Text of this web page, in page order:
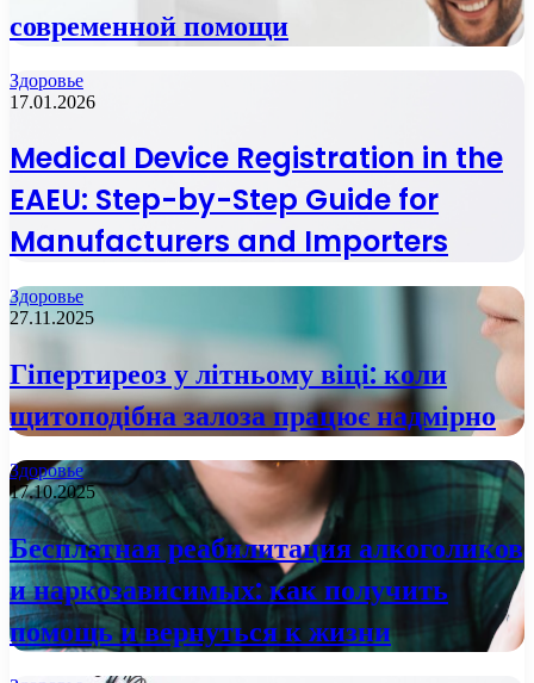
современной помощи
Здоровье
17.01.2026
Medical Device Registration in the
EAEU: Step-by-Step Guide for
Manufacturers and Importers
Здоровье
27.11.2025
Гіпертиреоз у літньому віці: коли
щитоподібна залоза працює надмірно
Здоровье
17.10.2025
Бесплатная реабилитация алкоголиков
и наркозависимых: как получить
помощь и вернуться к жизни